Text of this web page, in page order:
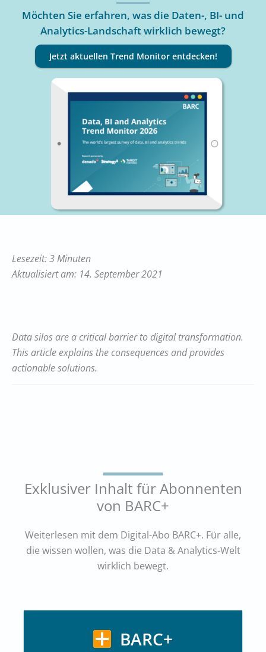
Möchten Sie erfahren, was die Daten-, BI- und
Analytics-Landschaft wirklich bewegt?
Jetzt aktuellen Trend Monitor entdecken!
Lesezeit: 3 Minuten
Aktualisiert am: 14. September 2021
Data silos are a critical barrier to digital transformation.
This article explains the consequences and provides
actionable solutions.
Exklusiver Inhalt für Abonnenten
von BARC+
Weiterlesen mit dem Digital-Abo BARC+. Für alle,
die wissen wollen, was die Data & Analytics-Welt
wirklich bewegt.
BARC+